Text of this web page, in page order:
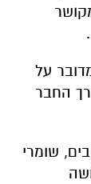
על
החבר
שומרי